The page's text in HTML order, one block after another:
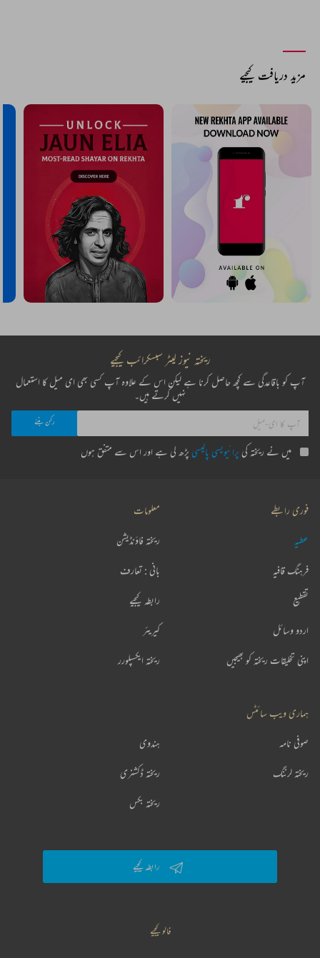
مزید دریافت کیجیے
ریختہ نیوز لیٹر سبسکرائب کیجیے
آپ کو باقاعدگی سے کچھ حاصل کرنا ہے لیکن اس کے علاوہ آپ کسی بھی ای میل کا استعمال
نہیں کرتے ہیں۔
میں نے ریختہ کی پرائیویسی پالیسی پڑھ لی ہے اور اس سے متفق ہوں
فوری رابطے
عطیہ
فرہنگ قافیہ
تقطیع
اردو وسائل
اپنی تخلیقات ریختہ کو بھیجیں
معلومات
ریختہ فاؤنڈیشن
بانی : تعارف
رابطہ کیجیے
کیریئر
ریختہ ایکسپلورر
ہماری ویب سائٹس
ہندوی صوفی نامہ
ریختہ ڈکشنری ریختہ لرننگ
ریختہ بکس
رابطہ کیجیے
فالو کیجیے